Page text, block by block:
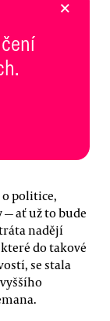
×
politice,
ať už to bude
nadějí
do takové
se stala